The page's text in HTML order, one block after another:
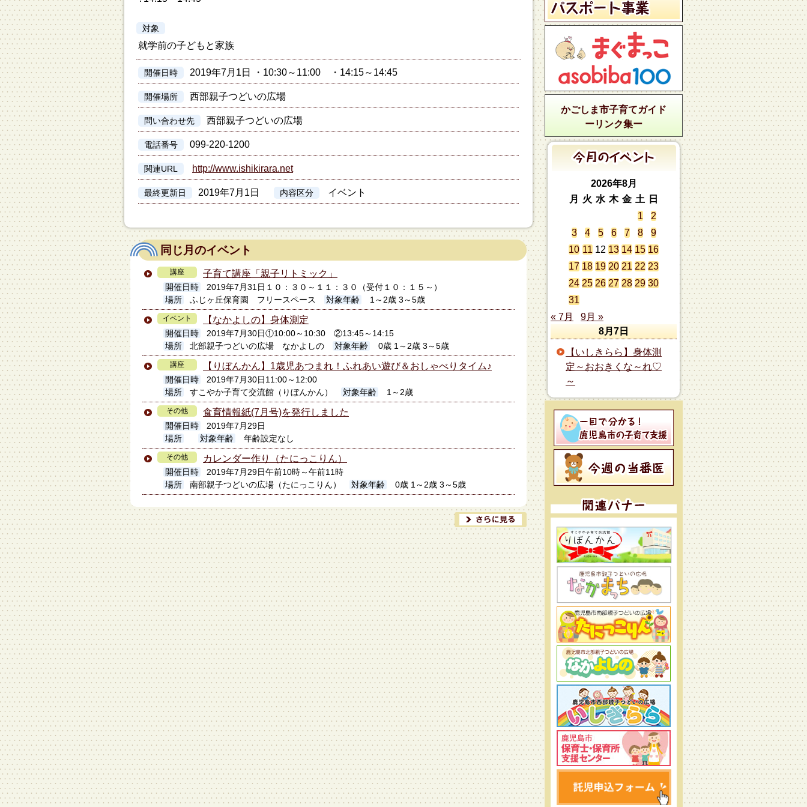
対象
就学前の子どもと家族
開催日時 2019年7月1日 ・10:30～11:00 ・14:15～14:45
開催場所 西部親子つどいの広場
問い合わせ先 西部親子つどいの広場
電話番号 099-220-1200
関連URL http://www.ishikirara.net
最終更新日 2019年7月1日 内容区分 イベント
同じ月のイベント
講座 子育て講座「親子リトミック」
開催日時
2019年7月31日１０：３０～１１：３０（受付１０：１５～）
場所
ふじヶ丘保育園 フリースペース 対象年齢 1～2歳 3～5歳
イベント 【なかよしの】身体測定
開催日時
2019年7月30日①10:00～10:30 ②13:45～14:15
場所
北部親子つどいの広場 なかよしの 対象年齢 0歳 1～2歳 3～5歳
講座 【りぼんかん】1歳児あつまれ！ふれあい遊び＆おしゃべりタイム♪
開催日時
2019年7月30日11:00～12:00
場所
すこやか子育て交流館（りぼんかん） 対象年齢 1～2歳
その他 食育情報紙(7月号)を発行しました
開催日時
2019年7月29日
場所
対象年齢 年齢設定なし
その他 カレンダー作り（たにっこりん）
開催日時
2019年7月29日午前10時～午前11時
場所
南部親子つどいの広場（たにっこりん） 対象年齢 0歳 1～2歳 3～5歳
かごしま市子育てガイド
ーリンク集ー
2026年8月
月
火 水 木 金 土
日
1
2
3
4 5 6 7 8
9
10 11 12 13 14 15 16
17 18 19 20 21 22 23
24 25 26 27 28 29 30
31
« 7月
9月 »
8月7日
【いしきらら】身体測
定～おおきくな～れ♡
～